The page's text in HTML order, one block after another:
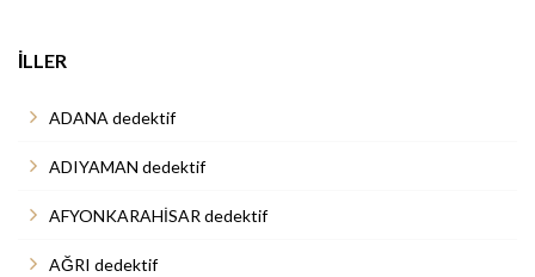
İLLER
ADANA dedektif
ADIYAMAN dedektif
AFYONKARAHİSAR dedektif
AĞRI dedektif